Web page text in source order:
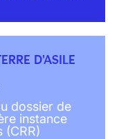
D'ASILE
dossier de
instance
(CRR)